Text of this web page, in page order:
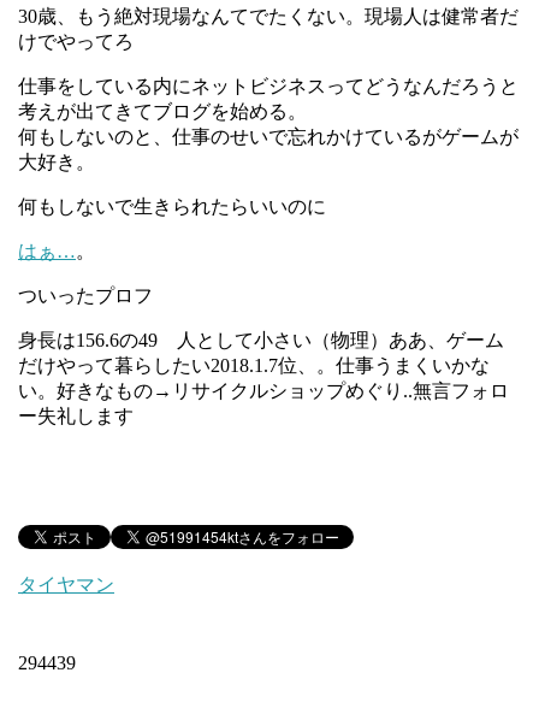
30歳、もう絶対現場なんてでたくない。現場人は健常者だ
けでやってろ
仕事をしている内にネットビジネスってどうなんだろうと
考えが出てきてブログを始める。
何もしないのと、仕事のせいで忘れかけているがゲームが
大好き。
何もしないで生きられたらいいのに
はぁ…。
ついったプロフ
身長は156.6の49 人として小さい（物理）ああ、ゲーム
だけやって暮らしたい2018.1.7位、。仕事うまくいかな
い。好きなもの→リサイクルショップめぐり..無言フォロ
ー失礼します
タイヤマン
294439